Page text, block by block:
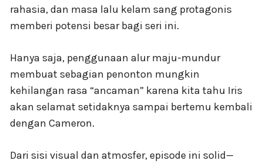
rahasia, dan masa lalu kelam sang protagonis
memberi potensi besar bagi seri ini.
Hanya saja, penggunaan alur maju-mundur
membuat sebagian penonton mungkin
kehilangan rasa “ancaman” karena kita tahu Iris
akan selamat setidaknya sampai bertemu kembali
dengan Cameron.
Dari sisi visual dan atmosfer, episode ini solid—